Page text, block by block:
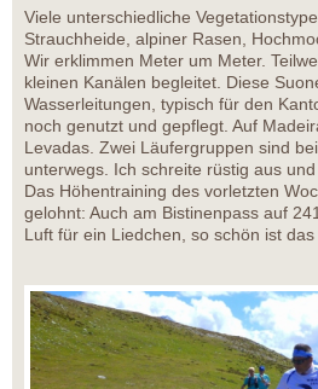
Viele unterschiedliche
Strauchheide, alpiner Rasen,
Wir erklimmen Meter um Meter.
kleinen Kanälen begleitet. Diese
Wasserleitungen, typisch für den
noch genutzt und gepflegt. Auf
Levadas. Zwei Läufergruppen sind
unterwegs. Ich schreite rüstig aus
Das Höhentraining des vorletzten
gelohnt: Auch am Bistinenpass auf
Luft für ein Liedchen, so schön ist das